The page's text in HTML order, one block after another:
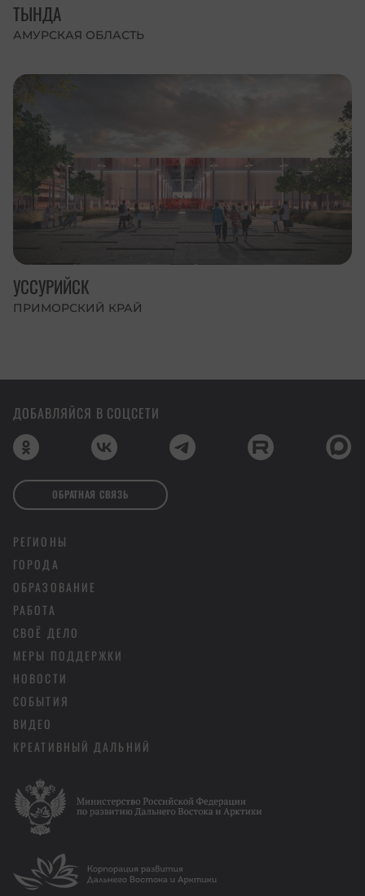
ТЫНДА
АМУРСКАЯ ОБЛАСТЬ
УССУРИЙСК
ПРИМОРСКИЙ КРАЙ
РЕГИОНЫ
ГОРОДА
ОБРАЗОВАНИЕ
РАБОТА
СВОЁ ДЕЛО
МЕРЫ ПОДДЕРЖКИ
НОВОСТИ
СОБЫТИЯ
ВИДЕО
КРЕАТИВНЫЙ ДАЛЬНИЙ
ДОБАВЛЯЙСЯ В СОЦСЕТИ
ОБРАТНАЯ СВЯЗЬ